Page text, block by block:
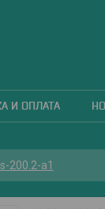
И ОПЛАТА
200.2-а1